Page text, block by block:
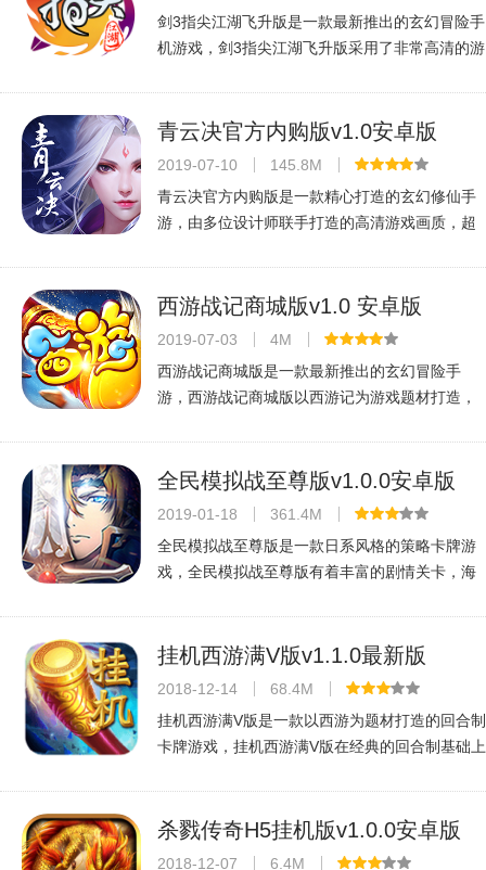
剑3指尖江湖飞升版是一款最新推出的玄幻冒险手
机游戏，剑3指尖江湖飞升版采用了非常高清的游
法，选择自己喜欢的展开一段非凡的
青云决官方内购版v1.0安卓版
2019-07-10
145.8M
青云决官方内购版是一款精心打造的玄幻修仙手
游，由多位设计师联手打造的高清游戏画质，超
支持自由挂机战斗，实时多人的pk体
西游战记商城版v1.0 安卓版
2019-07-03
4M
西游战记商城版是一款最新推出的玄幻冒险手
游，西游战记商城版以西游记为游戏题材打造，
登场，超级劲爆的游戏打斗场面
全民模拟战至尊版v1.0.0安卓版
2019-01-18
361.4M
全民模拟战至尊版是一款日系风格的策略卡牌游
戏，全民模拟战至尊版有着丰富的剧情关卡，海
一样的视觉盛宴，独特的游戏魅力，
挂机西游满V版v1.1.0最新版
2018-12-14
68.4M
挂机西游满V版是一款以西游为题材打造的回合制
卡牌游戏，挂机西游满V版在经典的回合制基础上
了一个变态的游戏环境，上线即可
杀戮传奇H5挂机版v1.0.0安卓版
2018-12-07 6.4M